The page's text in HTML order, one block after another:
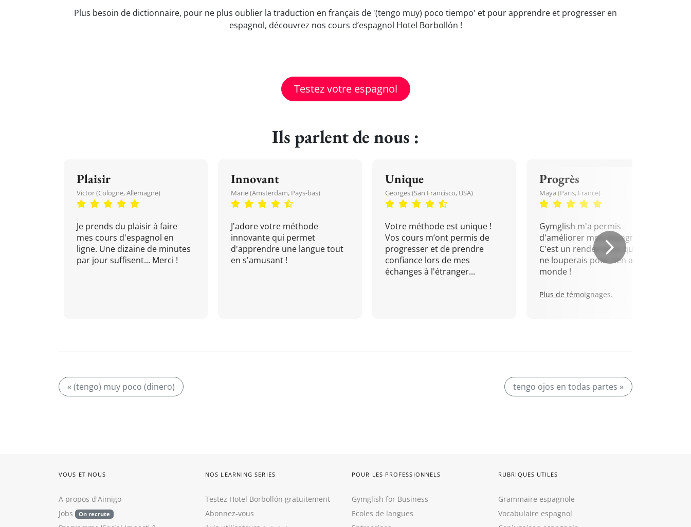
Plus besoin de dictionnaire, pour ne plus oublier la traduction en français de '(tengo muy) poco tiempo' et pour apprendre et progresser en
espagnol, découvrez nos cours d’espagnol Hotel Borbollón !
Testez votre espagnol
Ils parlent de nous :
Plaisir
Victor (Cologne, Allemagne)
Je prends du plaisir à faire
mes cours d'espagnol en
ligne. Une dizaine de minutes
par jour suffisent... Merci !
Innovant
Marie (Amsterdam, Pays-bas)
J'adore votre méthode
innovante qui permet
d'apprendre une langue tout
en s'amusant !
Unique
Georges (San Francisco, USA)
Votre méthode est unique !
Vos cours m’ont permis de
progresser et de prendre
confiance lors de mes
échanges à l'étranger...
Progrès
Maya (Paris, France)
Gymglish m'a permis
d'améliorer mon espagnol.
C'est un rendez-vous que je
ne louperais pour rien au
monde !
Plus de témoignages.
« (tengo) muy poco (dinero) tengo ojos en todas partes »
VOUS ET NOUS
A propos d'Aimigo
Jobs
On recrute
NOS LEARNING SERIES
Testez Hotel Borbollón gratuitement
Abonnez-vous
POUR LES PROFESSIONNELS
Gymglish for Business
Ecoles de langues
RUBRIQUES UTILES
Grammaire espagnole
Vocabulaire espagnol